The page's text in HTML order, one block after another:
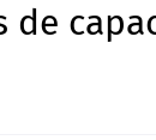
de